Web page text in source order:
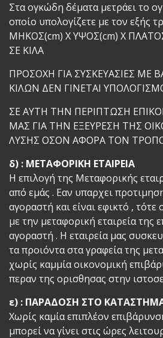
Στα ογκώδη δέματα μετράει το
οποίο υπολογίζετε με τον εξής
ΜΗΚΟΣ(cm) Χ ΥΨΟΣ(cm) Χ
ΣΕ ΚΙΛΑ
ΠΡΟΣΟΧΗ ΓΙΑ ΣΥΣΚΕΥΑΣΙΕΣ ΜΕ
ΚΙΛΩΝ ΔΕΝ ΓΙΝΕΤΑΙ
ΣΕ ΑΥΤΗ ΤΗΝ ΠΕΡΙΠΤΩΣΗ
ΜΑΣ ΓΙΑ ΤΗΝ ΕΞΕΥΡΕΣΗ ΤΗΣ
ΛΥΣΗΣ ΟΣΟΝ ΑΦΟΡΑ ΤΟΝ
δ) : ΜΕΤΑΦΟΡΙΚΗ ΕΤΑΙΡΕΙΑ
Η επιλογή της Μεταφορικής
από εμάς . Εαν υπαρχει
αγοραστή και είναι εφικτό ,
με την μεταφορική εταιρεία της
αγοραστή . Η εταιρεία μας
τα προιόντα στα γραφεία της
χωρίς καμμία οικονομική
περαν της ορισθησας στην
ε) : ΠΑΡΑΔΟΣΗ ΣΤΟ
Χωρίς καμία επιπλέον
μπορεί να γίνει στις ώρες